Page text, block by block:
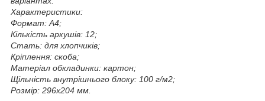
Характеристики:
Формат: А4;
Кількість аркушів: 12;
Стать: для хлопчиків;
Кріплення: скоба;
Матеріал обкладинки: картон;
Щільність внутрішнього блоку: 100 г/м2;
Розмір: 296x204 мм.